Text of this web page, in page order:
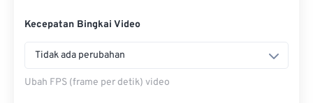
Kecepatan Bingkai Video
Tidak ada perubahan
Ubah FPS (frame per detik) video